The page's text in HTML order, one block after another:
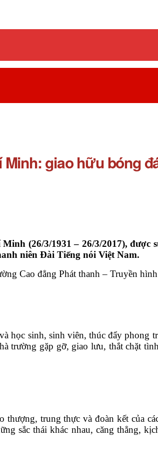
Minh: giao hữu bóng
(26/3/1931 – 26/3/2017), được
niên Đài Tiếng nói Việt Nam.
Cao đẳng Phát thanh – Truyền
học sinh, sinh viên, thúc đẩy phong
trường gặp gỡ, giao lưu, thắt chặt
trung thực và đoàn kết của
sắc thái khác nhau, căng thẳng,